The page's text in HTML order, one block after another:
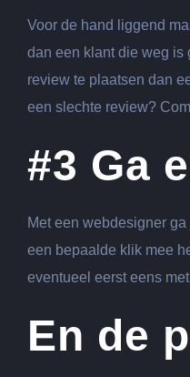
Voor de hand liggend
dan een klant die weg is
review te plaatsen dan
een slechte review?
#3 Ga
Met een webdesigner
een bepaalde klik mee
eventueel eerst eens
En de